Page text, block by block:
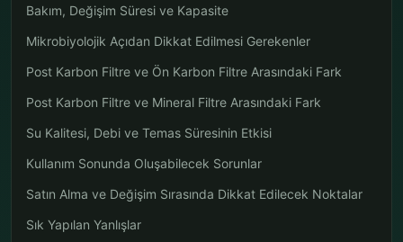
Bakım, Değişim Süresi ve Kapasite
Mikrobiyolojik Açıdan Dikkat Edilmesi Gerekenler
Post Karbon Filtre ve Ön Karbon Filtre Arasındaki Fark
Post Karbon Filtre ve Mineral Filtre Arasındaki Fark
Su Kalitesi, Debi ve Temas Süresinin Etkisi
Kullanım Sonunda Oluşabilecek Sorunlar
Satın Alma ve Değişim Sırasında Dikkat Edilecek Noktalar
Sık Yapılan Yanlışlar